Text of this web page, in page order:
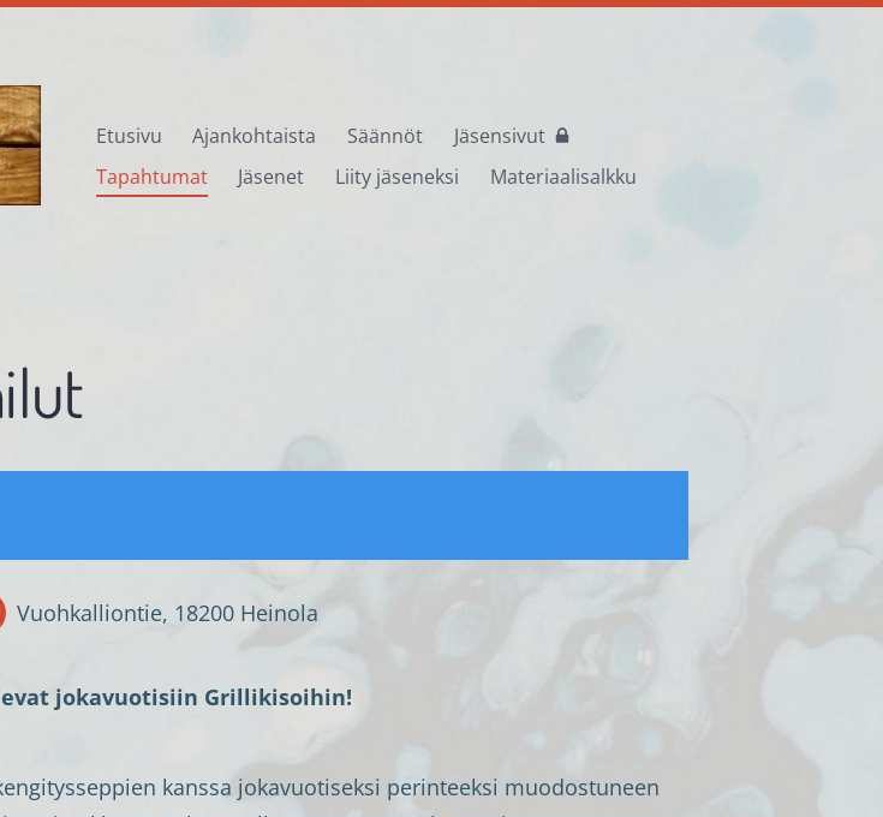
Etusivu Ajankohtaista Säännöt
Jäsensivut
Tapahtumat
Jäsenet Liity jäseneksi Materiaalisalkku
Vuohkalliontie, 18200 Heinola
jokavuotisiin Grillikisoihin!
kanssa jokavuotiseksi perinteeksi muodostuneen